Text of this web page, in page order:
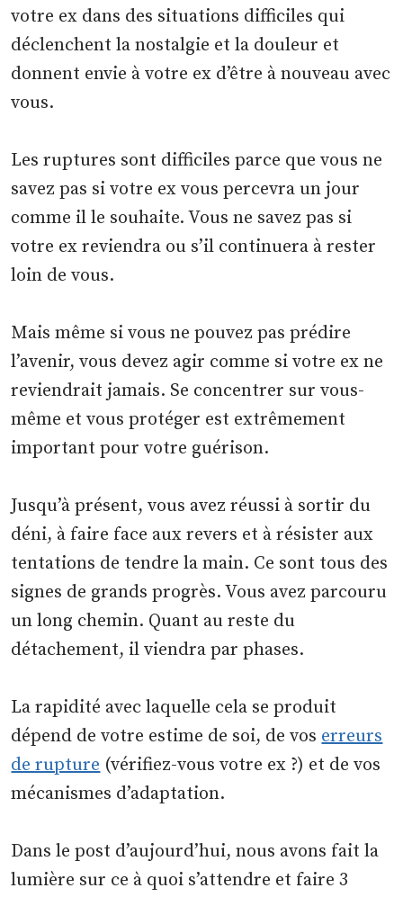
votre ex dans des situations difficiles qui
déclenchent la nostalgie et la douleur et
donnent envie à votre ex d’être à nouveau avec
vous.
Les ruptures sont difficiles parce que vous ne
savez pas si votre ex vous percevra un jour
comme il le souhaite. Vous ne savez pas si
votre ex reviendra ou s’il continuera à rester
loin de vous.
Mais même si vous ne pouvez pas prédire
l’avenir, vous devez agir comme si votre ex ne
reviendrait jamais. Se concentrer sur vous-
même et vous protéger est extrêmement
important pour votre guérison.
Jusqu’à présent, vous avez réussi à sortir du
déni, à faire face aux revers et à résister aux
tentations de tendre la main. Ce sont tous des
signes de grands progrès. Vous avez parcouru
un long chemin. Quant au reste du
détachement, il viendra par phases.
La rapidité avec laquelle cela se produit
dépend de votre estime de soi, de voserreurs
de rupture(vérifiez-vous votre ex ?) et de vos
mécanismes d’adaptation.
Dans le post d’aujourd’hui, nous avons fait la
lumière sur ce à quoi s’attendre et faire 3